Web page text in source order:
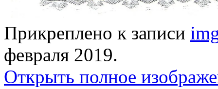
Прикреплено к записи
февраля 2019.
Открыть полное